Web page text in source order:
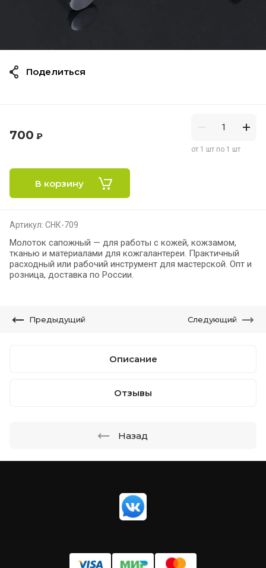
700 ₽
от 1 шт по 1 шт
В корзину
Артикул: СНК-709
Молоток сапожный — для работы с кожей, кожзамом,
тканью и материалами для кожгалантереи. Практичный
расходный или рабочий инструмент для мастерской. Опт и
розница, доставка по России.
Поделиться
Предыдущий Следующий
Описание
Отзывы
Назад